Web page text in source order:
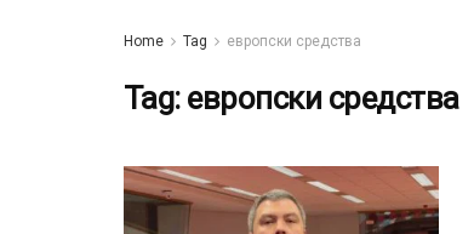
Home Tag европски средства
Tag: европски средства